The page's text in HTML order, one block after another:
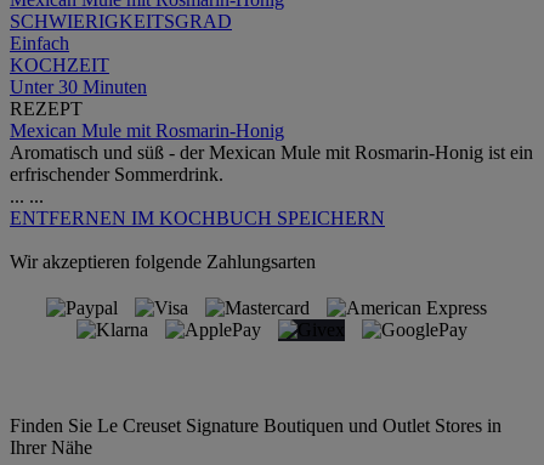
SCHWIERIGKEITSGRAD
Einfach
KOCHZEIT
Unter 30 Minuten
REZEPT
Mexican Mule mit Rosmarin-Honig
Aromatisch und süß - der Mexican Mule mit Rosmarin-Honig ist ein
erfrischender Sommerdrink.
... ...
ENTFERNEN IM KOCHBUCH SPEICHERN
Wir akzeptieren folgende Zahlungsarten
Finden Sie Le Creuset Signature Boutiquen und Outlet Stores in
Ihrer Nähe